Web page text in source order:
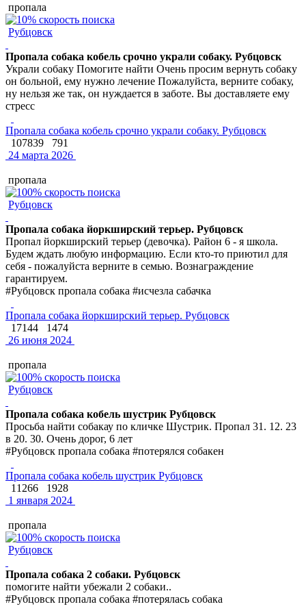
пропала
Рубцовск
Пропала собака кобель срочно украли собаку. Рубцовск
Украли собаку Помогите найти Очень просим вернуть собаку
он больной, ему нужно лечение Пожалуйста, верните собаку,
ну нельзя же так, он нуждается в заботе. Вы доставляете ему
стресс
Пропала собака кобель срочно украли собаку. Рубцовск
107839
791
24 марта 2026
пропала
Рубцовск
Пропала собака йоркширский терьер. Рубцовск
Пропал йоркширский терьер (девочка). Район 6 - я школа.
Будем ждать любую информацию. Если кто-то приютил для
себя - пожалуйста верните в семью. Вознаграждение
гарантируем.
#Рубцовск пропала собака #исчезла сабачка
Пропала собака йоркширский терьер. Рубцовск
17144
1474
26 июня 2024
пропала
Рубцовск
Пропала собака кобель шустрик Рубцовск
Просьба найти собакау по кличке Шустрик. Пропал 31. 12. 23
в 20. 30. Очень дорог, 6 лет
#Рубцовск пропала собака #потерялся собакен
Пропала собака кобель шустрик Рубцовск
11266
1928
1 января 2024
пропала
Рубцовск
Пропала собака 2 собаки. Рубцовск
помогите найти убежали 2 собаки..
#Рубцовск пропала собака #потерялась собака